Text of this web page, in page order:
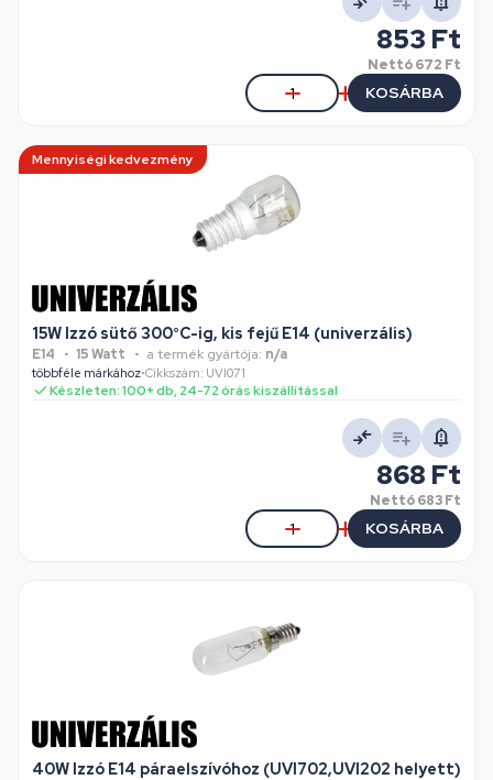
853 Ft
Nettó672 Ft
KOSÁRBA
Mennyiségi kedvezmény
15W Izzó sütő 300°C-ig, kis fejű E14 (univerzális)
E14 15 Watt a termék gyártója: n/a
többféle márkához•Cikkszám: UVI071
Készleten: 100+ db, 24-72 órás kiszállítással
868 Ft
Nettó683 Ft
KOSÁRBA
40W Izzó E14 páraelszívóhoz (UVI702,UVI202 helyett)